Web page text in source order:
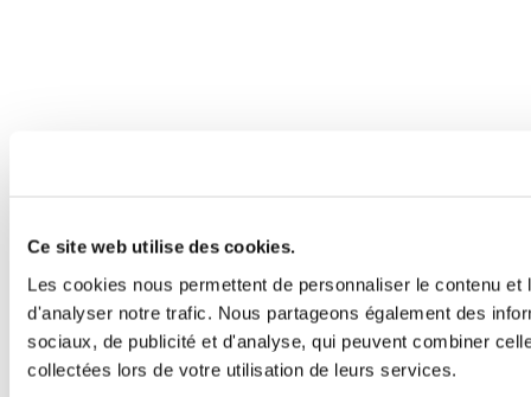
Ce site web utilise des cookies.
Les cookies nous permettent de personnaliser le contenu
d'analyser notre trafic. Nous partageons également des
sociaux, de publicité et d'analyse, qui peuvent combiner
collectées lors de votre utilisation de leurs services.